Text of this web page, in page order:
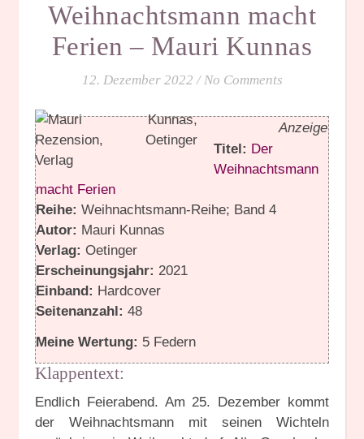
Weihnachtsmann macht
Ferien – Mauri Kunnas
12. Dezember 2022 / No Comments
Anzeige
Titel: Der
Weihnachtsmann
macht Ferien
Reihe: Weihnachtsmann-Reihe; Band 4
Autor: Mauri Kunnas
Verlag: Oetinger
Erscheinungsjahr: 2021
Einband: Hardcover
Seitenanzahl: 48
Meine Wertung: 5 Federn
Klappentext:
Endlich Feierabend. Am 25. Dezember kommt
der Weihnachtsmann mit seinen Wichteln